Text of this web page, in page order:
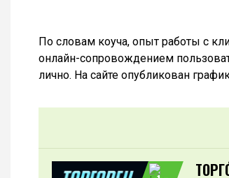
По словам коуча, опыт работы с
онлайн-сопровождением
лично. На сайте опубликован